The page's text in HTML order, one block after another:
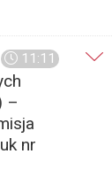
11:11
–
nr